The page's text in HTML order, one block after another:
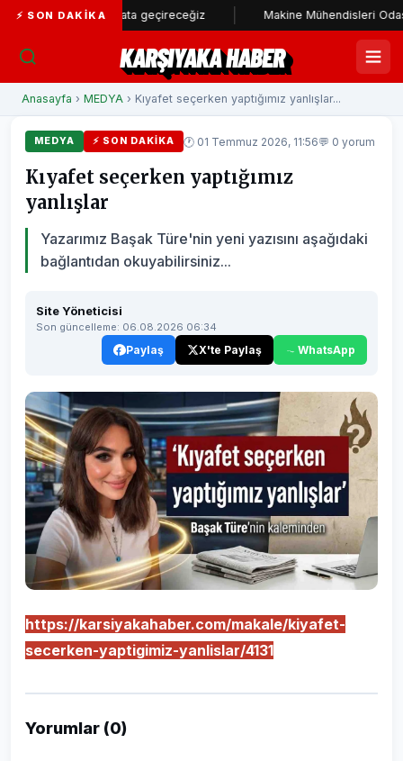
⚡ SON DAKIKA
stadı hayata geçireceğiz Makine Mühendisleri Odası'ndan
KARŞIYAKA HABER
Anasayfa › MEDYA › Kıyafet seçerken yaptığımız yanlışlar...
MEDYA ⚡ SON DAKIKA 🕐 01 Temmuz 2026, 11:56💬 0 yorum
Kıyafet seçerken yaptığımız
yanlışlar
Yazarımız Başak Türe'nin yeni yazısını aşağıdaki
bağlantıdan okuyabilirsiniz...
Site Yöneticisi
Son güncelleme: 06.08.2026 06:34
Paylaş X'te Paylaş WhatsApp
https://karsiyakahaber.com/makale/kiyafet-
secerken-yaptigimiz-yanlislar/4131
Yorumlar (0)